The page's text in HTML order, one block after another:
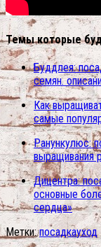
Темы которые
Буддлея:
семян.
Как
самые
Ранункулюс:
выращивания
Дицентра:
основные
сердца»
Метки: посадкауход